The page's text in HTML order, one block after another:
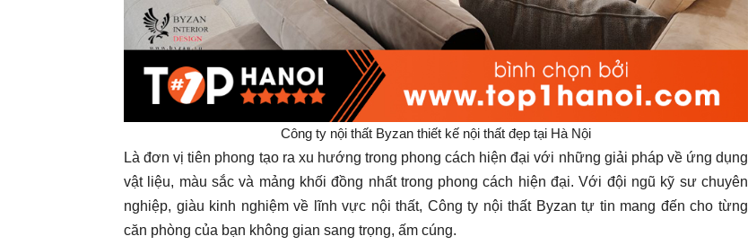
Công ty nội thất Byzan thiết kế nội thất đẹp tại Hà Nội
Là đơn vị tiên phong tạo ra xu hướng trong phong cách hiện đại với những giải pháp về ứng dụng
vật liệu, màu sắc và mảng khối đồng nhất trong phong cách hiện đại. Với đội ngũ kỹ sư chuyên
nghiệp, giàu kinh nghiệm về lĩnh vực nội thất, Công ty nội thất Byzan tự tin mang đến cho từng
căn phòng của bạn không gian sang trọng, ấm cúng.